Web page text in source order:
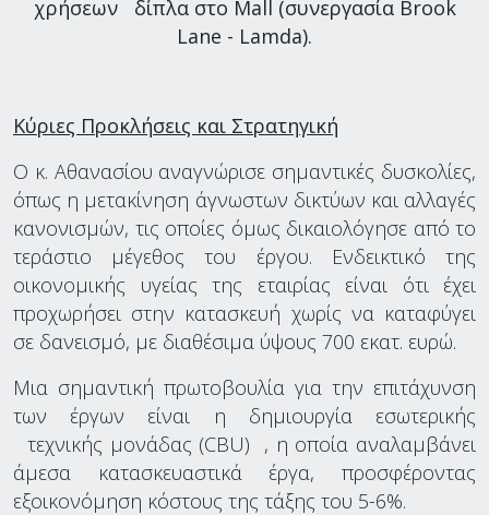
χρήσεων δίπλα στο Mall (συνεργασία Brook
Lane - Lamda).
Κύριες Προκλήσεις και Στρατηγική
Ο κ. Αθανασίου αναγνώρισε σημαντικές δυσκολίες,
όπως η μετακίνηση άγνωστων δικτύων και αλλαγές
κανονισμών, τις οποίες όμως δικαιολόγησε από το
τεράστιο μέγεθος του έργου. Ενδεικτικό της
οικονομικής υγείας της εταιρίας είναι ότι έχει
προχωρήσει στην κατασκευή χωρίς να καταφύγει
σε δανεισμό, με διαθέσιμα ύψους 700 εκατ. ευρώ.
Μια σημαντική πρωτοβουλία για την επιτάχυνση
των έργων είναι η δημιουργία εσωτερικής
τεχνικής μονάδας (CBU) , η οποία αναλαμβάνει
άμεσα κατασκευαστικά έργα, προσφέροντας
εξοικονόμηση κόστους της τάξης του 5-6%.